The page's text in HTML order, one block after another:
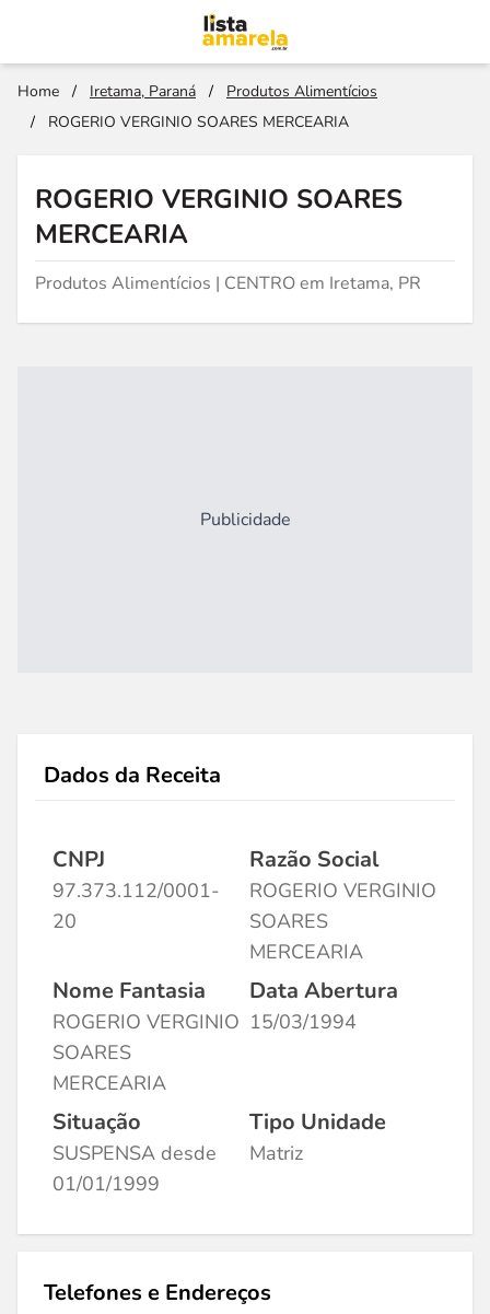
Home / Iretama, Paraná /
Produtos Alimentícios
/
ROGERIO VERGINIO SOARES MERCEARIA
ROGERIO VERGINIO SOARES
MERCEARIA
Produtos Alimentícios | CENTRO em Iretama, PR
Publicidade
Dados da Receita
CNPJ
97.373.112/0001-
20
Razão Social
ROGERIO VERGINIO
SOARES
MERCEARIA
Nome Fantasia
ROGERIO VERGINIO
SOARES
MERCEARIA
Data Abertura
15/03/1994
Situação
SUSPENSA desde
01/01/1999
Tipo Unidade
Matriz
Telefones e Endereços